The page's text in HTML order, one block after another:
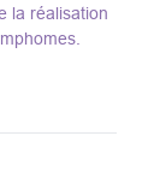
la réalisation
de
les